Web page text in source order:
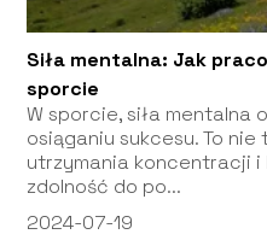
Siła mentalna: Jak
sporcie
W sporcie, siła mentalna
osiąganiu sukcesu. To
utrzymania koncentracji
zdolność do po...
2024-07-19